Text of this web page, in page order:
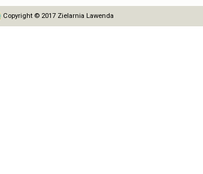
Copyright © 2017 Zielarnia Lawenda